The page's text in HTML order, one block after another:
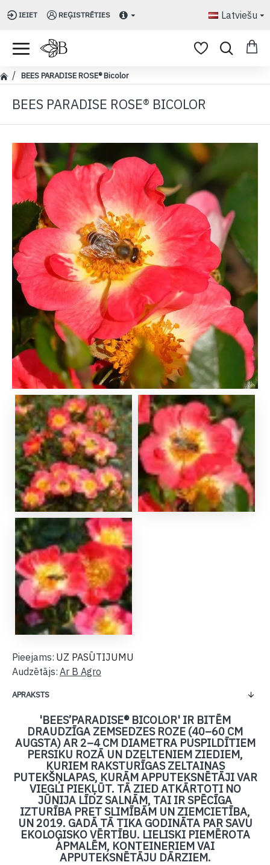
IEIET REĢISTRĒTIES Latviešu
BEES PARADISE ROSE® Bicolor
BEES PARADISE ROSE® BICOLOR
APRAKSTS
'BEES’PARADISE® BICOLOR' IR BITĒM
DRAUDZĪGA ZEMSEDZES ROZE (40–60 CM
AUGSTA) AR 2–4 CM DIAMETRA PUSPILDĪTIEM
PERSIKU ROZĀ UN DZELTENIEM ZIEDIEM,
KURIEM RAKSTURĪGAS ZELTAINAS
PUTEKŠŅLAPAS, KURĀM APPUTEKSNĒTĀJI VAR
VIEGLI PIEKĻŪT. TĀ ZIED ATKĀRTOTI NO
JŪNIJA LĪDZ SALNĀM, TAI IR SPĒCĪGA
IZTURĪBA PRET SLIMĪBĀM UN ZIEMCIETĪBA,
UN 2019. GADĀ TĀ TIKA GODINĀTA PAR SAVU
EKOLOĢISKO VĒRTĪBU. LIELISKI PIEMĒROTA
APMALĒM, KONTEINERIEM VAI
APPUTEKSNĒTĀJU DĀRZIEM.
Pieejams: UZ PASŪTIJUMU
Audzētājs: Ar B Agro